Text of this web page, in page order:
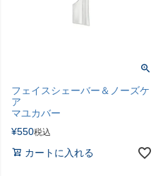
フェイスシェーバー＆ノーズケ
ア
マユカバー
¥550税込
カートに入れる